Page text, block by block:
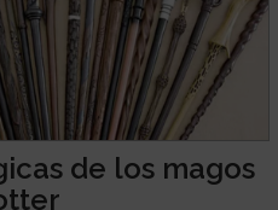
de los magos